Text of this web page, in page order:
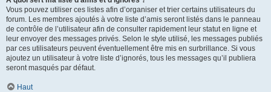
Vous pouvez utiliser ces listes afin d’organiser et trier certains utilisateurs du
forum. Les membres ajoutés à votre liste d’amis seront listés dans le panneau
de contrôle de l’utilisateur afin de consulter rapidement leur statut en ligne et
leur envoyer des messages privés. Selon le style utilisé, les messages publiés
par ces utilisateurs peuvent éventuellement être mis en surbrillance. Si vous
ajoutez un utilisateur à votre liste d’ignorés, tous les messages qu’il publiera
seront masqués par défaut.
Haut